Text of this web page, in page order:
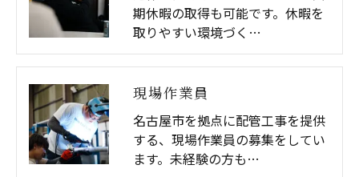
期休暇の取得も可能です。休暇を
取りやすい環境づく…
現場作業員
名古屋市を拠点に配管工事を提供
する、現場作業員の募集をしてい
ます。未経験の方も…